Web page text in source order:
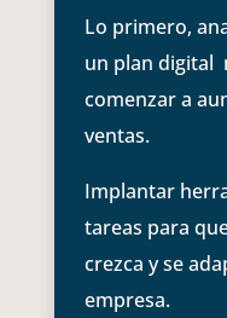
Lo primero,
un plan digital
comenzar a
ventas.
Implantar
tareas para
crezca y se
empresa.